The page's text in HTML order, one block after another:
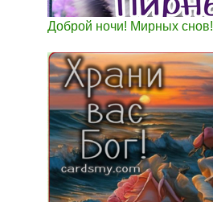
Доброй ночи! Мирных снов!